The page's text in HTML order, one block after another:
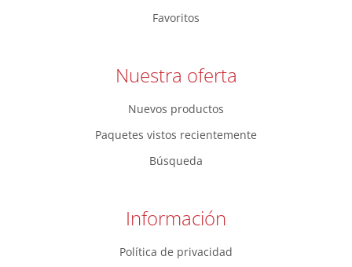
Favoritos
Nuestra oferta
Nuevos productos
Paquetes vistos recientemente
Búsqueda
Información
Política de privacidad